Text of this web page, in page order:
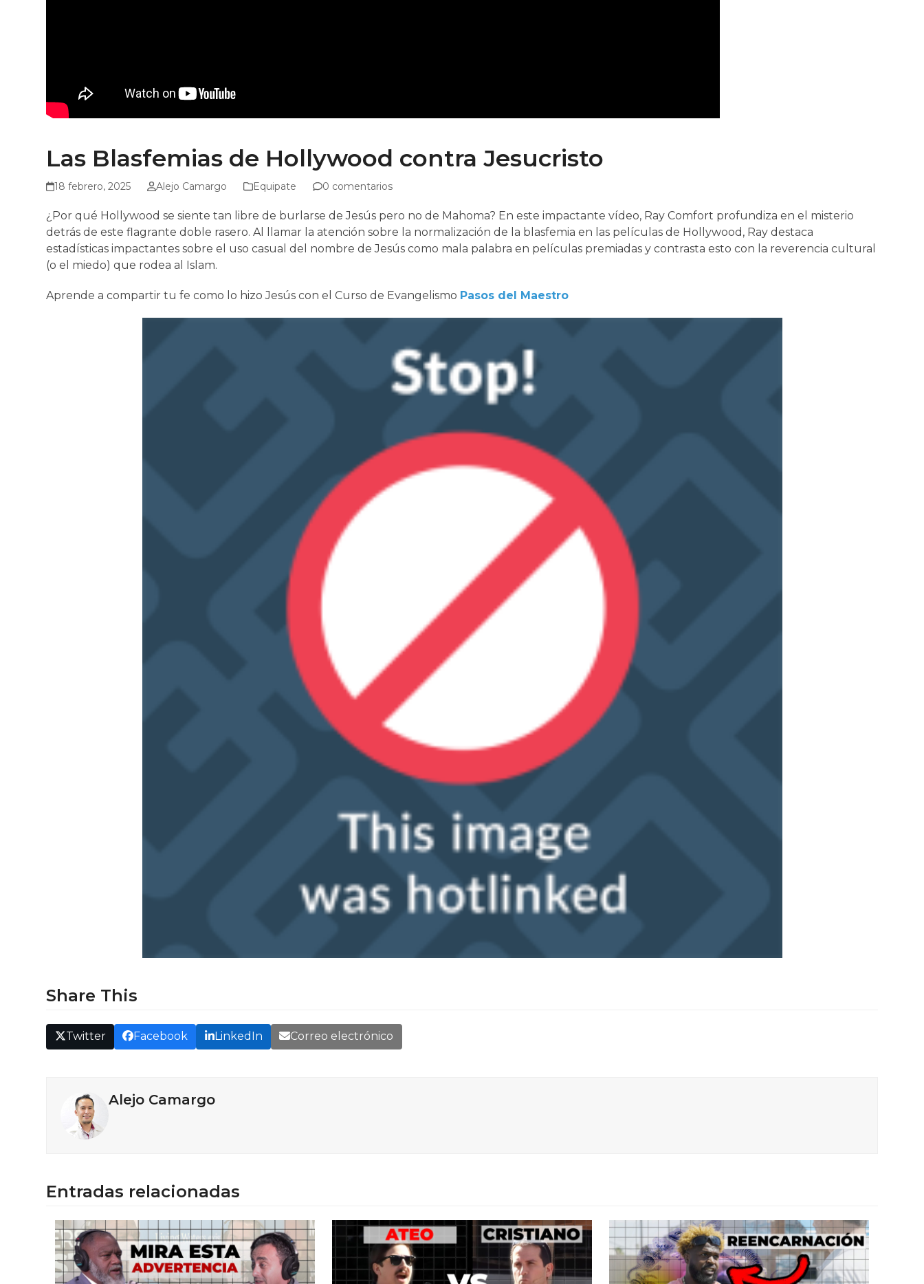
Las Blasfemias de Hollywood contra Jesucristo
18 febrero, 2025 Alejo Camargo Equipate 0 comentarios
¿Por qué Hollywood se siente tan libre de burlarse de Jesús pero no de Mahoma? En este impactante vídeo, Ray Comfort profundiza en el misterio
detrás de este flagrante doble rasero. Al llamar la atención sobre la normalización de la blasfemia en las películas de Hollywood, Ray destaca
estadísticas impactantes sobre el uso casual del nombre de Jesús como mala palabra en películas premiadas y contrasta esto con la reverencia cultural
(o el miedo) que rodea al Islam.
Aprende a compartir tu fe como lo hizo Jesús con el Curso de Evangelismo Pasos del Maestro
Share This
Twitter Facebook LinkedIn Correo electrónico
Alejo Camargo
Entradas relacionadas